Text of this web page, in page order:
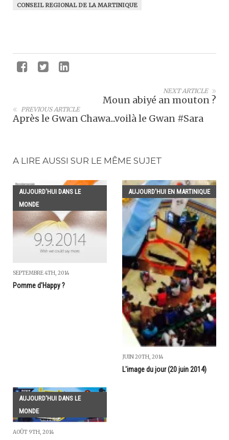
CONSEIL REGIONAL DE LA MARTINIQUE
NEXT ARTICLE
Moun abiyé an mouton ?
PREVIOUS ARTICLE
Après le Gwan Chawa...voilà le Gwan #Sara
A LIRE AUSSI SUR LE MÊME SUJET
AUJOURD'HUI DANS LE
MONDE
SEPTEMBRE 4TH, 2014
Pomme d'Happy ?
AUJOURD'HUI EN MARTINIQUE
JUIN 20TH, 2014
L'image du jour (20 juin 2014)
AUJOURD'HUI DANS LE
MONDE
AOÛT 9TH, 2014